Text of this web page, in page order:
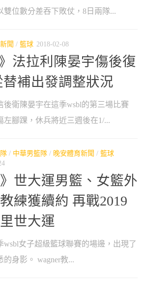
雙位數分差吞下敗仗，8日兩隊...
聞 / 籃球 2018-02-08
法拉利陳晏宇傷後復
替補出發調整狀況
後衛陳晏宇在這季wsbl的第三場比賽
左腳踝，休兵將近三週後在1/...
/ 中華男籃隊 / 晚安體育新聞 / 籃球
世大運男籃、女籃外
練獲續約 再戰2019
世大運
wsbl女子超級籃球聯賽的場邊，出現了
的身影。 wagner教...